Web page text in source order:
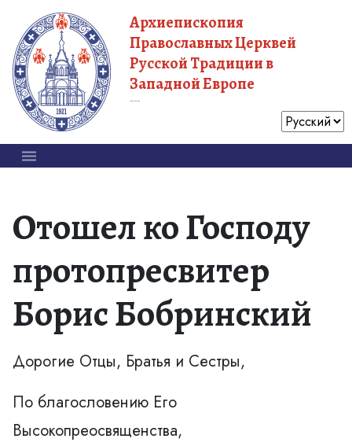
Архиепископия
Православных Церквей
Русской Традиции в
Западной Европе
Отошел ко Господу
протопресвитер
Борис Бобринский
Дорогие Отцы, Братья и Сестры,
По благословению Его
Высокопреосвященства,